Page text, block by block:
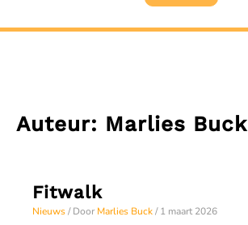
Auteur: Marlies Buck
Fitwalk
Nieuws/ Door Marlies Buck/1 maart 2026